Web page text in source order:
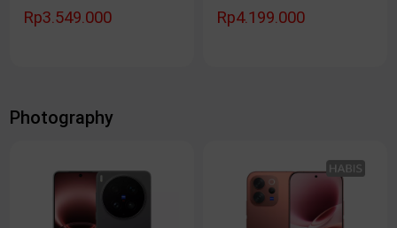
Rp3.549.000 Rp4.199.000
Photography